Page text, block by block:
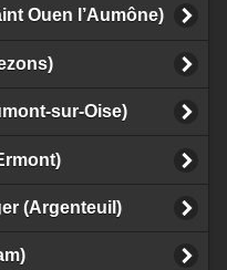
Ouen l’Aumône)
sur-Oise)
(Argenteuil)